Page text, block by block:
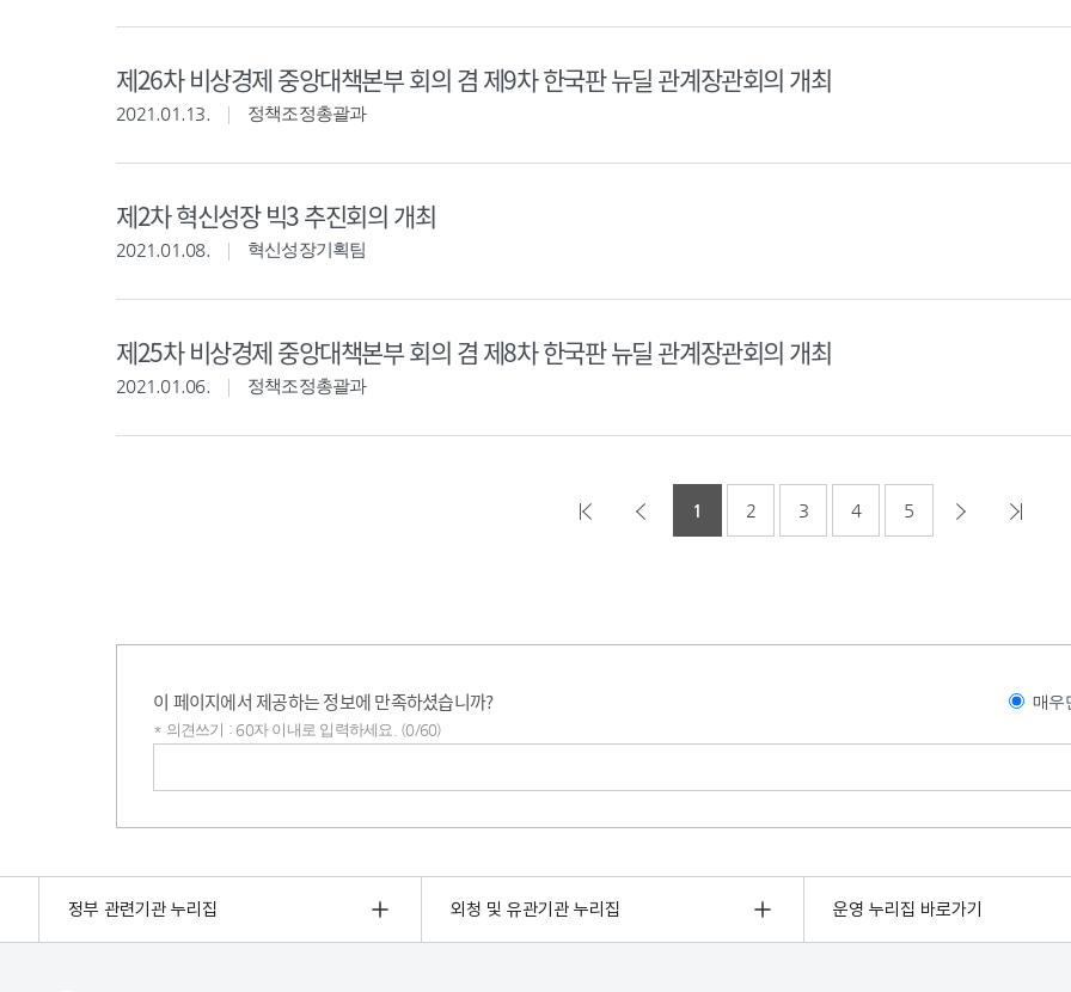
제26차 비상경제 중앙대책본부 회의 겸 제9차 한국판 뉴딜 관계장관회의 개최
2021.01.13. 정책조정총괄과
제2차 혁신성장 빅3 추진회의 개최
2021.01.08. 혁신성장기획팀
제25차 비상경제 중앙대책본부 회의 겸 제8차 한국판 뉴딜 관계장관회의 개최
2021.01.06. 정책조정총괄과
1 2 3 4 5
이 페이지에서 제공하는 정보에 만족하셨습니까? 매우
* 의견쓰기 : 60자 이내로 입력하세요. (0/60)
정부 관련기관 누리집 외청 및 유관기관 누리집 운영 누리집 바로가기